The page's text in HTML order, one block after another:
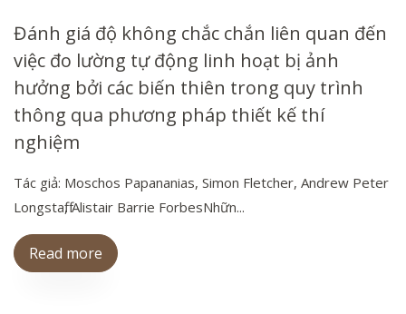
Đánh giá độ không chắc chắn liên quan đến
việc đo lường tự động linh hoạt bị ảnh
hưởng bởi các biến thiên trong quy trình
thông qua phương pháp thiết kế thí
nghiệm
Tác giả: Moschos Papananias, Simon Fletcher, Andrew Peter
Longstaff, Alistair Barrie ForbesNhữn...
Read more